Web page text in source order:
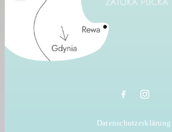
Datenschutzerklärung